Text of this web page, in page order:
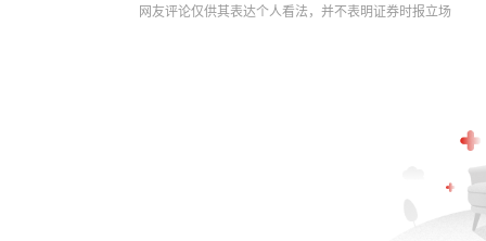
网友评论仅供其表达个人看法，并不表明证券时报立场